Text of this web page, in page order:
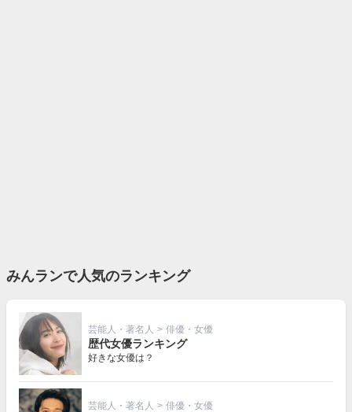
みんランで人気のランキング
芸能人・著名人 > 俳優・女優
歴代女優ランキング
好きな女優は？
芸能人・著名人 > 俳優・女優